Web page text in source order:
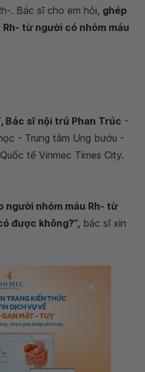
. Bác sĩ cho em hỏi, ghép
từ người có nhóm máu
Bác sĩ nội trú Phan Trúc -
- Trung tâm Ung bướu -
tế Vinmec Times City.
người nhóm máu Rh- từ
được không?”, bác sĩ xin